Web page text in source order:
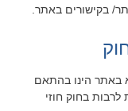
בקישורים באתר.
באתר הינו בהתאם
לרבות בחוק חוזי